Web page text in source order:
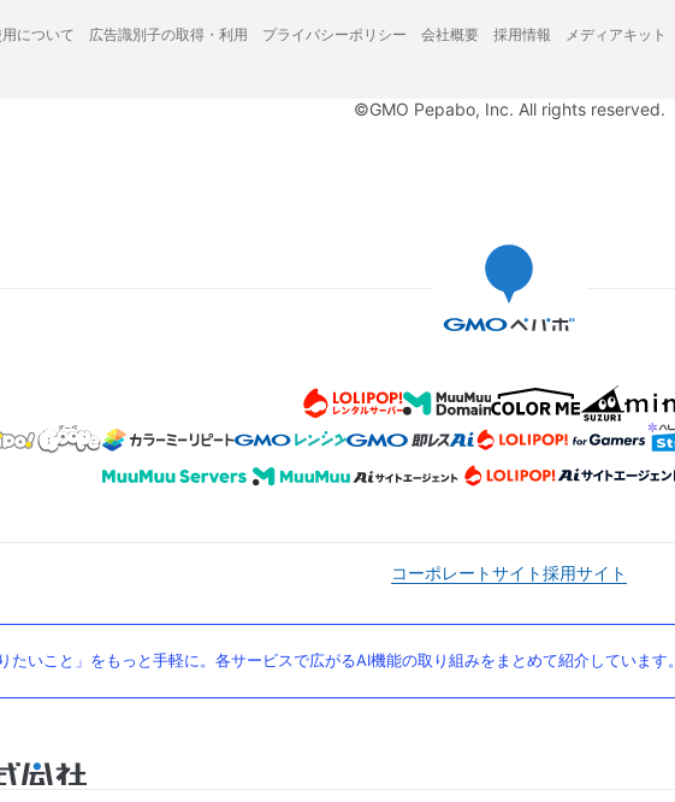
について 広告識別子の取得・利用 プライバシーポリシー 会社概要 採用情報 メディアキット
©GMO Pepabo, Inc. All rights reserved.
コーポレートサイト採用サイト
たいこと」をもっと手軽に。各サービスで広がるAI機能の取り組みをまとめて紹介しています。